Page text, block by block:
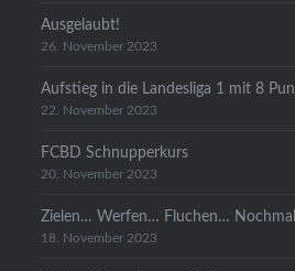
Ausgelaubt!
26. November 2023
Aufstieg in die Landesliga 1 mit 8
22. November 2023
FCBD Schnupperkurs
20. November 2023
Zielen… Werfen… Fluchen…
18. November 2023